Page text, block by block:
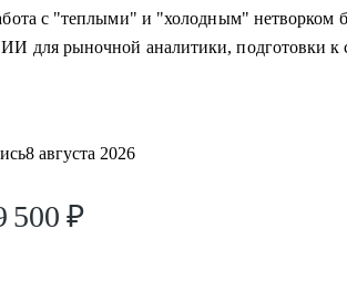
с "теплыми" и "холодным" нетворком
для рыночной аналитики, подготовки к
8 августа 2026
500 ₽